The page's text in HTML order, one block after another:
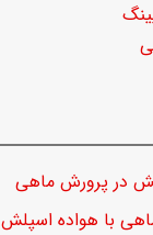
در پرورش ماهی
با هواده اسپلش